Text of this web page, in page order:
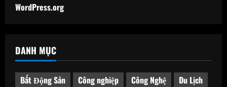
WordPress.org
DANH MỤC
Bất Động Sản Công nghiệp Công Nghệ
Du Lịch